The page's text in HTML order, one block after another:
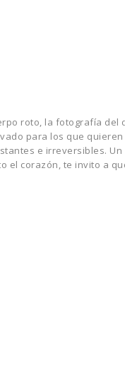
roto, la fotografía
para los que
e irreversibles.
el corazón, te invito a